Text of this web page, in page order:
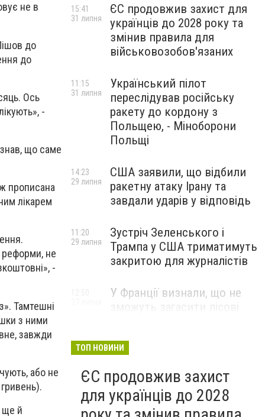
не в
до
до
Ось
-
що саме
прописана
лікарем
реформи, не
-
Тамтешні
з ними
завжди
або не
ще й
ЄС продовжив захист для
українців до 2028 року та
змінив правила для
військовозобов'язаних
15:41
31 липня
Український пілот
переслідував російську
ракету до кордону з
Польщею, - Міноборони
Польщі
11:15
31 липня
США заявили, що відбили
ракетну атаку Ірану та
завдали ударів у відповідь
14:23
29 липня
Зустріч Зеленського і
Трампа у США триматимуть
закритою для журналістів
11:20
29 липня
У Франції визнали, що не
ТОП НОВИНИ
ЄС продовжив захист
для українців до 2028